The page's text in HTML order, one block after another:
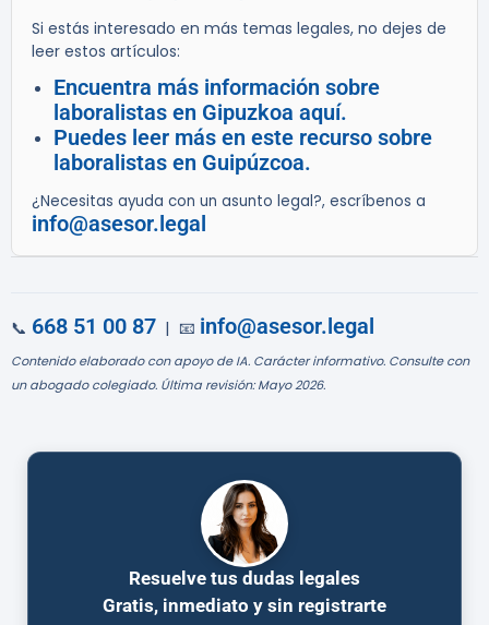
Si estás interesado en más temas legales, no dejes de
leer estos artículos:
Encuentra más información sobre
laboralistas en Gipuzkoa aquí.
Puedes leer más en este recurso sobre
laboralistas en Guipúzcoa.
¿Necesitas ayuda con un asunto legal?, escríbenos a
info@asesor.legal
📞 668 51 00 87 | 📧 info@asesor.legal
Contenido elaborado con apoyo de IA. Carácter informativo. Consulte con
un abogado colegiado. Última revisión: Mayo 2026.
Resuelve tus dudas legales
Gratis, inmediato y sin registrarte